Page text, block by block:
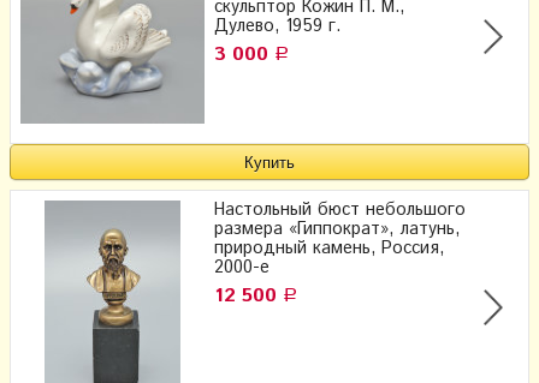
скульптор Кожин П. М.,
Дулево, 1959 г.
3 000 Р
Настольный бюст небольшого
размера «Гиппократ», латунь,
природный камень, Россия,
2000-е
12 500 Р